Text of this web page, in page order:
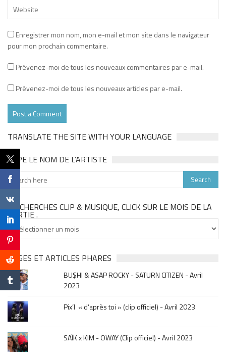
Enregistrer mon nom, mon e-mail et mon site dans le navigateur
pour mon prochain commentaire.
Prévenez-moi de tous les nouveaux commentaires par e-mail.
Prévenez-moi de tous les nouveaux articles par e-mail.
TRANSLATE THE SITE WITH YOUR LANGUAGE
TAPE LE NOM DE L’ARTISTE
TU CHERCHES CLIP & MUSIQUE, CLICK SUR LE MOIS DE LA
SORTIE .
Tu
cherches
clip
&
musique,
click
sur
le
mois
de
la
sortie
PAGES ET ARTICLES PHARES
BU$HI & ASAP ROCKY - SATURN CITIZEN - Avril
2023
Pix’l « d’après toi » (clip officiel) - Avril 2023
SAÏK x KIM - OWAY (Clip officiel) - Avril 2023